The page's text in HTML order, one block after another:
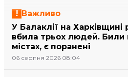
Важливо
У Балаклії на Харківщині
вбила трьох людей. Били
містах, є поранені
06 серпня 2026 08:04